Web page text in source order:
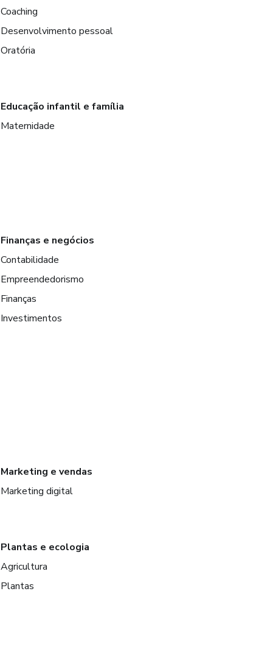
Coaching
Desenvolvimento pessoal
Oratória
Educação infantil e família
Maternidade
Finanças e negócios
Contabilidade
Empreendedorismo
Finanças
Investimentos
Marketing e vendas
Marketing digital
Plantas e ecologia
Agricultura
Plantas